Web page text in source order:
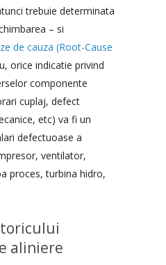
trebuie determinata
– si
de cauza (Root-Cause
orice indicatie privind
componente
cuplaj, defect
etc) va fi un
defectuoase a
ventilator,
proces, turbina hidro,
aliniere